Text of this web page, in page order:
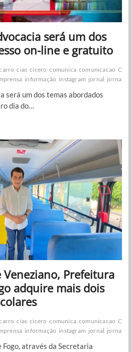
será um dos
on-line e gratuito
cias cicero comunica comunicacao
informação instagram jornal
será um dos temas abordados
dia do…
Veneziano, Prefeitura
adquire mais dois
cias cicero comunica comunicacao
informação instagram jornal
através da Secretaria